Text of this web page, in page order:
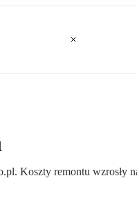
Koszty remontu wzrosły